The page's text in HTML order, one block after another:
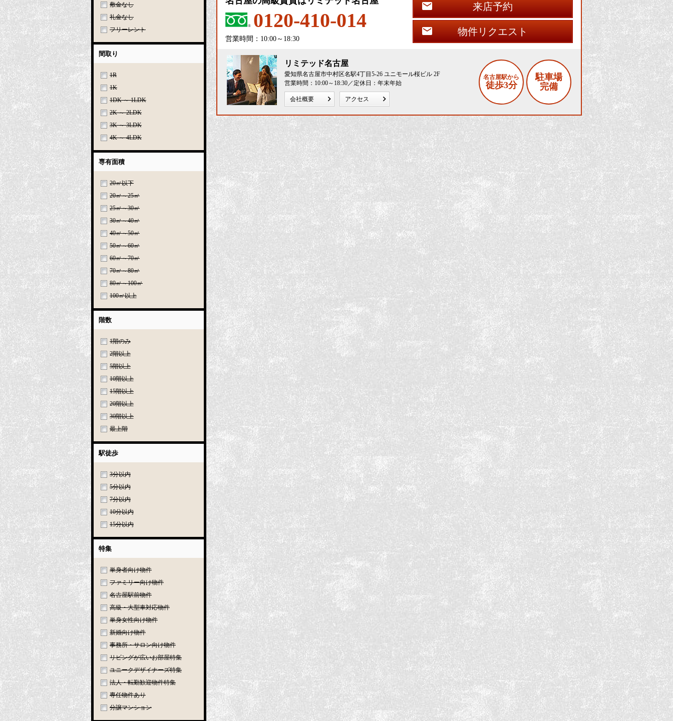
敷金なし
礼金なし
フリーレント
間取り
1R
1K
1DK ～ 1LDK
2K ～ 2LDK
3K ～ 3LDK
4K ～ 4LDK
専有面積
20㎡以下
20㎡～25㎡
25㎡～30㎡
30㎡～40㎡
40㎡～50㎡
50㎡～60㎡
60㎡～70㎡
70㎡～80㎡
80㎡～100㎡
100㎡以上
階数
1階のみ
2階以上
5階以上
10階以上
15階以上
20階以上
30階以上
最上階
駅徒歩
3分以内
5分以内
7分以内
10分以内
15分以内
特集
単身者向け物件
ファミリー向け物件
名古屋駅前物件
高級・大型車対応物件
単身女性向け物件
新婚向け物件
事務所・サロン向け物件
リビングが広いお部屋特集
ユニークデザイナーズ特集
法人・転勤歓迎物件特集
専任物件あり
分譲マンション
0120-410-014
営業時間：10:00～18:30
来店予約
物件リクエスト
リミテッド名古屋
愛知県名古屋市中村区名駅4丁目5-26 ユニモール桜ビル 2F
営業時間：10:00～18:30／定休日：年末年始
会社概要 アクセス
名古屋駅から
徒歩3分
駐車場
完備